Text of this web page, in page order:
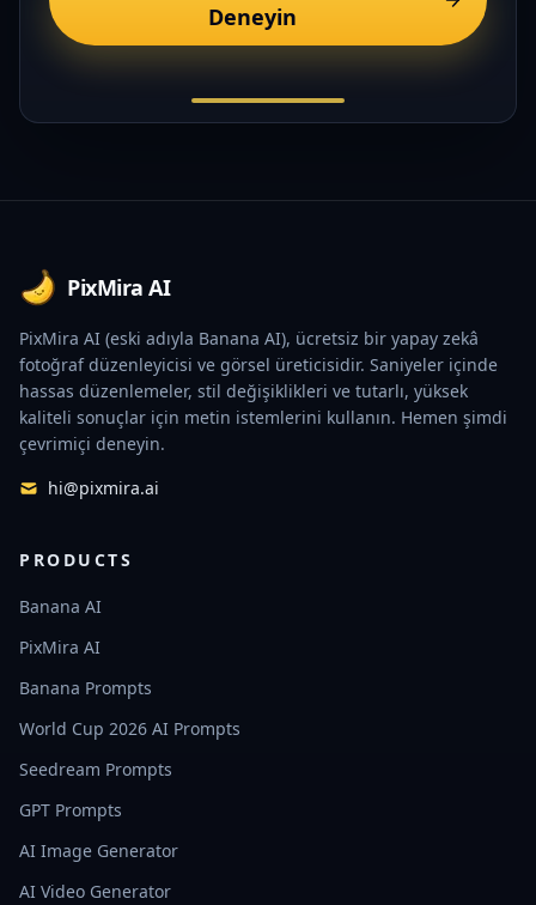
Deneyin
PixMira AI
PixMira AI (eski adıyla Banana AI), ücretsiz bir yapay zekâ
fotoğraf düzenleyicisi ve görsel üreticisidir. Saniyeler içinde
hassas düzenlemeler, stil değişiklikleri ve tutarlı, yüksek
kaliteli sonuçlar için metin istemlerini kullanın. Hemen şimdi
çevrimiçi deneyin.
hi@pixmira.ai
PRODUCTS
Banana AI
PixMira AI
Banana Prompts
World Cup 2026 AI Prompts
Seedream Prompts
GPT Prompts
AI Image Generator
AI Video Generator